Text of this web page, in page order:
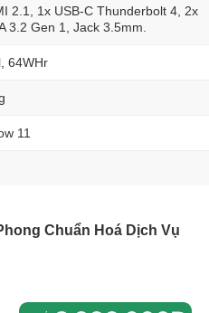
2.1, 1x USB-C Thunderbolt 4, 2x
3.2 Gen 1, Jack 3.5mm.
64WHr
11
Chuẩn Hoá Dịch Vụ